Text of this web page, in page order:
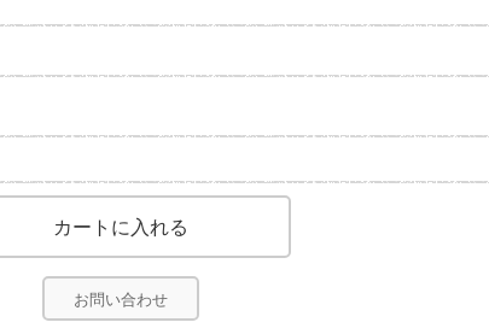
お問い合わせ